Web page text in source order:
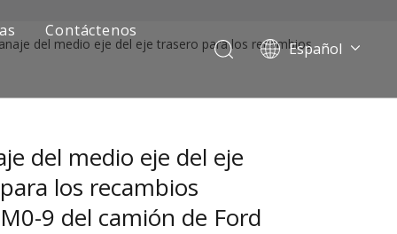
Contáctenos
Español
Pусский
del medio eje del eje trasero para los recambios
del medio eje del eje
los recambios
9 del camión de Ford